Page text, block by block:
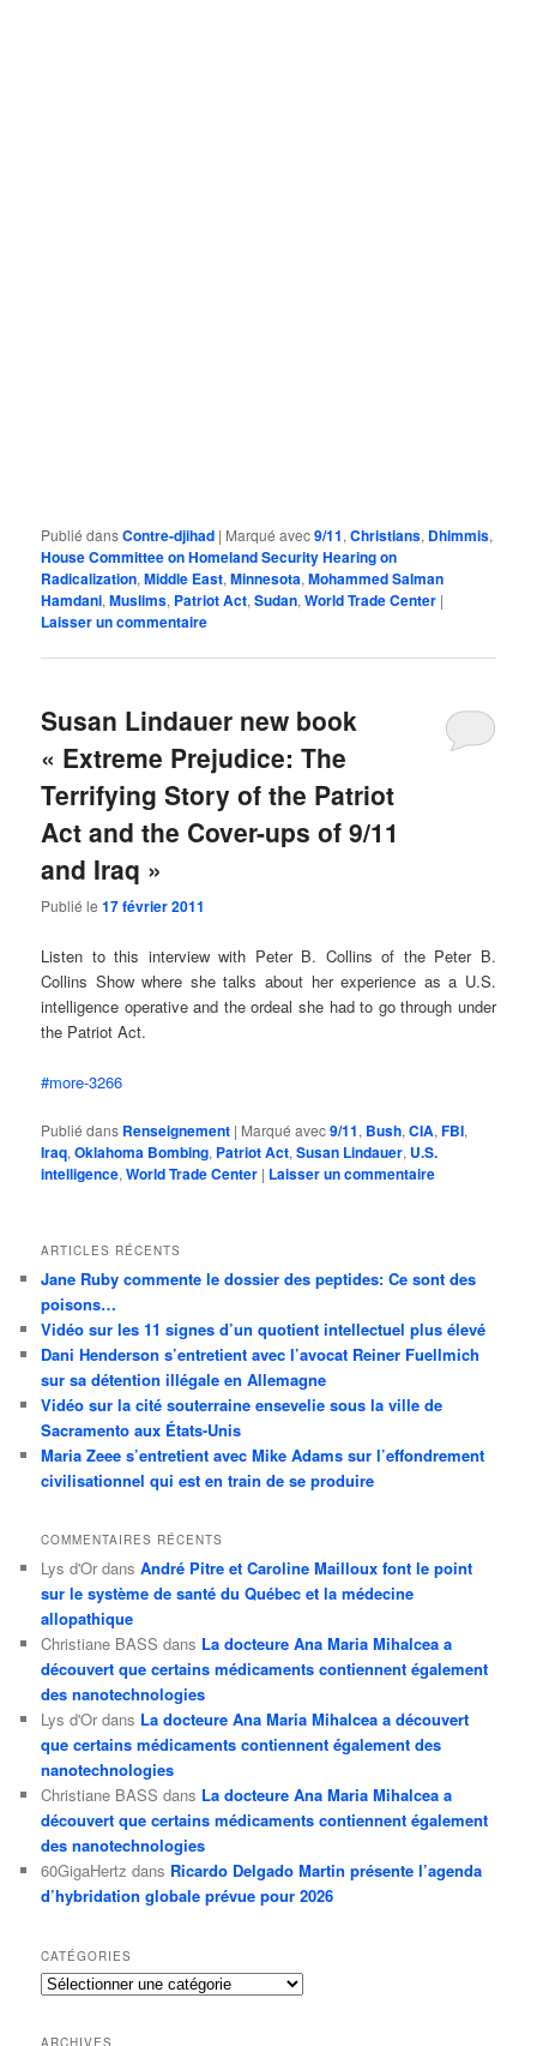
Publié dansContre-djihad | Marqué avec9/11,Christians, Dhimmis,
House Committee on Homeland Security Hearing on
Radicalization,Middle East,Minnesota,Mohammed Salman
Hamdani,Muslims, Patriot Act,Sudan,World Trade Center |
Laisser un commentaire
Susan Lindauer new book
« Extreme Prejudice: The
Terrifying Story of the Patriot
Act and the Cover-ups of 9/11
and Iraq »
Publié le17 février 2011
Listen to this interview with Peter B. Collins of the Peter B.
Collins Show where she talks about her experience as a U.S.
intelligence operative and the ordeal she had to go through under
the Patriot Act.
#more-3266
Publié dans Renseignement | Marqué avec9/11, Bush,CIA,FBI,
Iraq,Oklahoma Bombing, Patriot Act,Susan Lindauer, U.S.
intelligence,World Trade Center | Laisser un commentaire
ARTICLES RÉCENTS
Jane Ruby commente le dossier des peptides: Ce sont des
poisons…
Vidéo sur les 11 signes d’un quotient intellectuel plus élevé
Dani Henderson s’entretient avec l’avocat Reiner Fuellmich
sur sa détention illégale en Allemagne
Vidéo sur la cité souterraine ensevelie sous la ville de
Sacramento aux États-Unis
Maria Zeee s’entretient avec Mike Adams sur l’effondrement
civilisationnel qui est en train de se produire
COMMENTAIRES RÉCENTS
Lys d'Or dansAndré Pitre et Caroline Mailloux font le point
sur le système de santé du Québec et la médecine
allopathique
Christiane BASS dans La docteure Ana Maria Mihalcea a
découvert que certains médicaments contiennent également
des nanotechnologies
Lys d'Or dans La docteure Ana Maria Mihalcea a découvert
que certains médicaments contiennent également des
nanotechnologies
Christiane BASS dans La docteure Ana Maria Mihalcea a
découvert que certains médicaments contiennent également
des nanotechnologies
60GigaHertz dans Ricardo Delgado Martin présente l’agenda
d’hybridation globale prévue pour 2026
CATÉGORIES
Catégories